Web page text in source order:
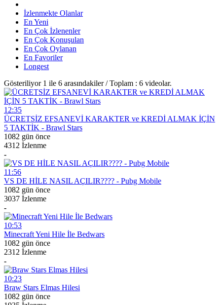
İzlenmekte Olanlar
En Yeni
En Çok İzlenenler
En Çok Konuşulan
En Çok Oylanan
En Favoriler
Longest
Gösteriliyor 1 ile 6 arasındakiler / Toplam : 6 videolar.
12:35
ÜCRETSİZ EFSANEVİ KARAKTER ve KREDİ ALMAK İÇİN
5 TAKTİK - Brawl Stars
1082 gün önce
4312 İzlenme
-
11:56
VS DE HİLE NASIL AÇILIR???? - Pubg Mobile
1082 gün önce
3037 İzlenme
-
10:53
Minecraft Yeni Hile İle Bedwars
1082 gün önce
2312 İzlenme
-
10:23
Braw Stars Elmas Hilesi
1082 gün önce